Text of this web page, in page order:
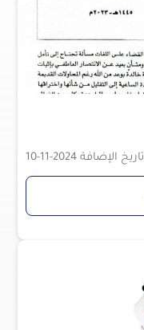
تاريخ الإضافة 2024-11-10